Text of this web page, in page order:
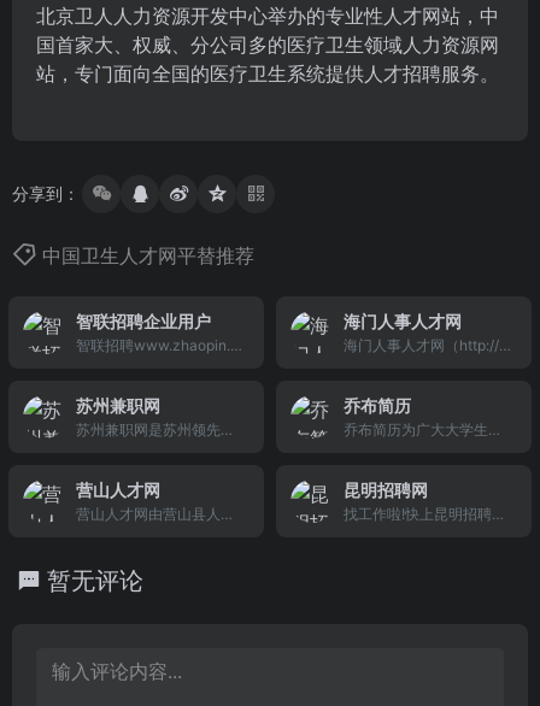
北京卫人人力资源开发中心举办的专业性人才网站，中
国首家大、权威、分公司多的医疗卫生领域人力资源网
站，专门面向全国的医疗卫生系统提供人才招聘服务。
分享到：
中国卫生人才网平替推荐
智联招聘企业用户
智联招聘www.zhaopin.c
搜索,简历管理,职位定制,
人才评测,培训信息,猎头等
职位发布,简历搜索,校园招
聘,人事代理,教育培训,猎
海门人事人才网
海门人事人才网（http://w
术人才市场、海门地区人
才门户网站。面向各类人
的世纪。为多种经济成份
提供人才服务，为多层次
苏州兼职网
苏州兼职网是苏州领先的
息的平台，提供苏州人才
信息;网上兼职、苏州大学
苏州1010兼职网。
乔布简历
乔布简历为广大大学生及
模板表格免费下载，以及
大量关于简历写作技巧的
营山人才网
营山人才网由营山县人才
的副科级事业单位。
昆明招聘网
找工作啦!快上昆明招聘
暂无评论